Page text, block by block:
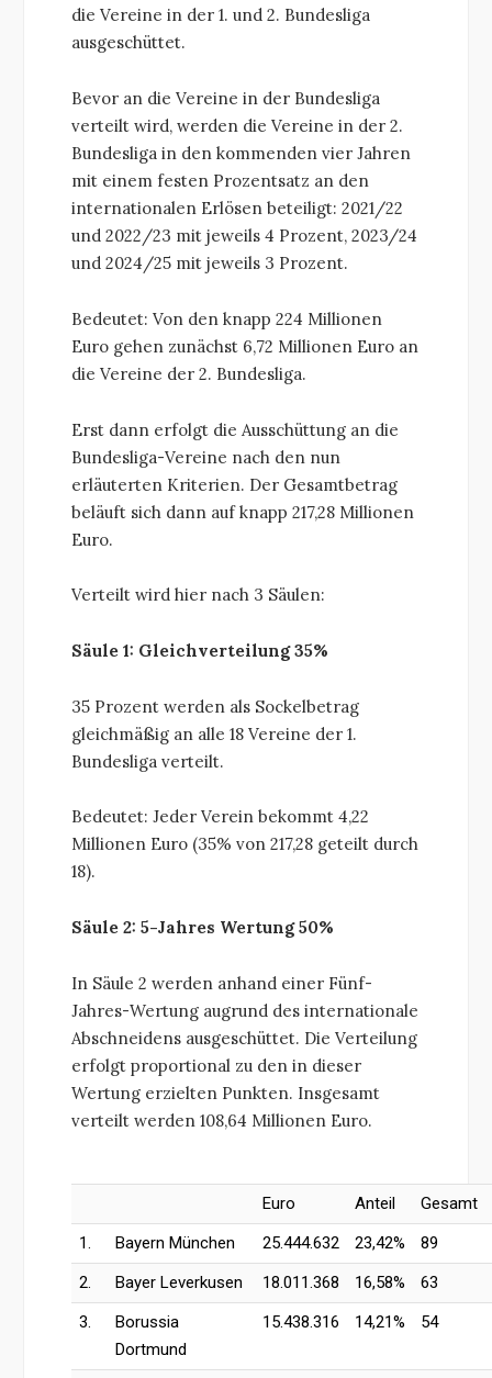
die Vereine in der 1. und 2. Bundesliga
ausgeschüttet.
Bevor an die Vereine in der Bundesliga
verteilt wird, werden die Vereine in der 2.
Bundesliga in den kommenden vier Jahren
mit einem festen Prozentsatz an den
internationalen Erlösen beteiligt: 2021/22
und 2022/23 mit jeweils 4 Prozent, 2023/24
und 2024/25 mit jeweils 3 Prozent.
Bedeutet: Von den knapp 224 Millionen
Euro gehen zunächst 6,72 Millionen Euro an
die Vereine der 2. Bundesliga.
Erst dann erfolgt die Ausschüttung an die
Bundesliga-Vereine nach den nun
erläuterten Kriterien. Der Gesamtbetrag
beläuft sich dann auf knapp 217,28 Millionen
Euro.
Verteilt wird hier nach 3 Säulen:
Säule 1: Gleichverteilung 35%
35 Prozent werden als Sockelbetrag
gleichmäßig an alle 18 Vereine der 1.
Bundesliga verteilt.
Bedeutet: Jeder Verein bekommt 4,22
Millionen Euro (35% von 217,28 geteilt durch
18).
Säule 2: 5-Jahres Wertung 50%
In Säule 2 werden anhand einer Fünf-
Jahres-Wertung augrund des internationale
Abschneidens ausgeschüttet. Die Verteilung
erfolgt proportional zu den in dieser
Wertung erzielten Punkten. Insgesamt
verteilt werden 108,64 Millionen Euro.
Euro Anteil
Gesamt
1.
Bayern München 25.444.632 23,42%
89
2.
Bayer Leverkusen 18.011.368 16,58%
63
3.
Borussia
Dortmund
15.438.316 14,21% 54